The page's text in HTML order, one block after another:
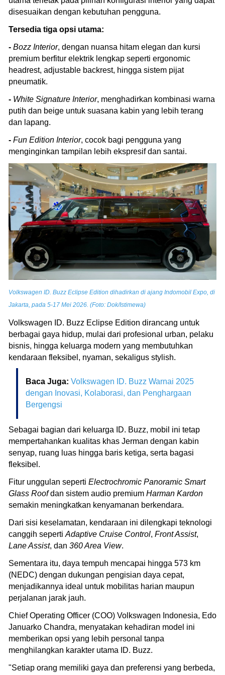
disesuaikan dengan kebutuhan pengguna.
Tersedia tiga opsi utama:
- Bozz Interior, dengan nuansa hitam elegan dan kursi
premium berfitur elektrik lengkap seperti ergonomic
headrest, adjustable backrest, hingga sistem pijat
pneumatik.
- White Signature Interior, menghadirkan kombinasi warna
putih dan beige untuk suasana kabin yang lebih terang
dan lapang.
- Fun Edition Interior, cocok bagi pengguna yang
menginginkan tampilan lebih ekspresif dan santai.
Volkswagen ID. Buzz Eclipse Edition dihadirkan di ajang Indomobil Expo, di
Jakarta, pada 5-17 Mei 2026. (Foto: Dok/Istimewa)
Volkswagen ID. Buzz Eclipse Edition dirancang untuk
berbagai gaya hidup, mulai dari profesional urban, pelaku
bisnis, hingga keluarga modern yang membutuhkan
kendaraan fleksibel, nyaman, sekaligus stylish.
Baca Juga: Volkswagen ID. Buzz Warnai 2025
dengan Inovasi, Kolaborasi, dan Penghargaan
Bergengsi
Sebagai bagian dari keluarga ID. Buzz, mobil ini tetap
mempertahankan kualitas khas Jerman dengan kabin
senyap, ruang luas hingga baris ketiga, serta bagasi
fleksibel.
Fitur unggulan seperti Electrochromic Panoramic Smart
Glass Roofdan sistem audio premium Harman Kardon
semakin meningkatkan kenyamanan berkendara.
Dari sisi keselamatan, kendaraan ini dilengkapi teknologi
canggih seperti Adaptive Cruise Control, Front Assist,
Lane Assist, dan 360 Area View.
Sementara itu, daya tempuh mencapai hingga 573 km
(NEDC) dengan dukungan pengisian daya cepat,
menjadikannya ideal untuk mobilitas harian maupun
perjalanan jarak jauh.
Chief Operating Officer (COO) Volkswagen Indonesia, Edo
Januarko Chandra, menyatakan kehadiran model ini
memberikan opsi yang lebih personal tanpa
menghilangkan karakter utama ID. Buzz.
"Setiap orang memiliki gaya dan preferensi yang berbeda,